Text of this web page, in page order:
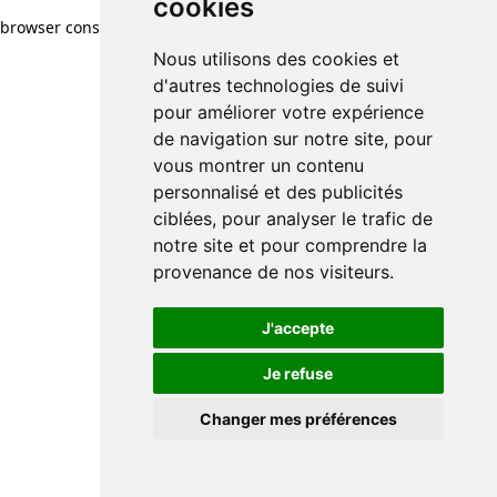
cookies
Nous utilisons des cookies et
d'autres technologies de suivi
pour améliorer votre expérience
de navigation sur notre site, pour
vous montrer un contenu
personnalisé et des publicités
ciblées, pour analyser le trafic de
notre site et pour comprendre la
provenance de nos visiteurs.
J'accepte
Je refuse
Changer mes préférences
browser console for more information)